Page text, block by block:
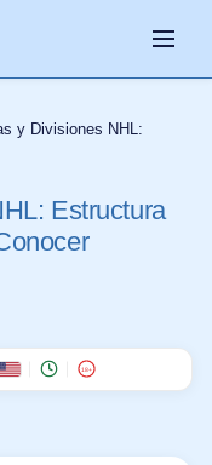
Mercados de Alto
Crecimiento
y Divisiones NHL:
Estructura
18+